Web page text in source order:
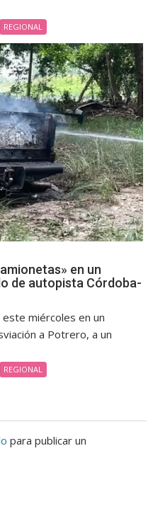
REGIONAL
en un
de autopista Córdoba-
miércoles en un
a Potrero, a un
REGIONAL
para publicar un